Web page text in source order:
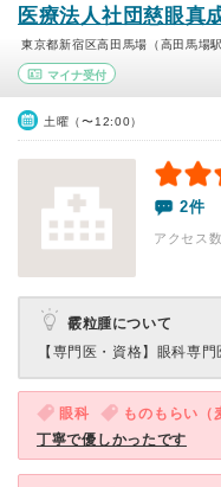
医療法人社団慈眼真
東京都新宿区高田馬場（高田馬場
マイナ受付
土曜（〜12:00）
2件
アクセス
霰粒腫について
【専門医・資格】 眼科専門
眼科 ものもらい（
丁寧で優しかったです